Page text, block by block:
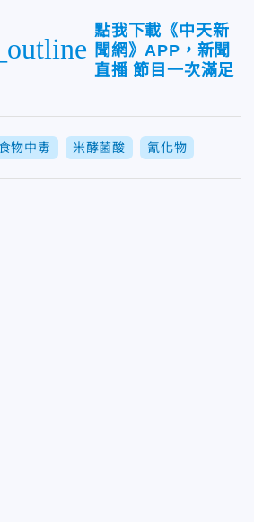
點我下載《中天新
聞網》APP，新聞
直播 節目一次滿足
物中毒 米酵菌酸 氰化物